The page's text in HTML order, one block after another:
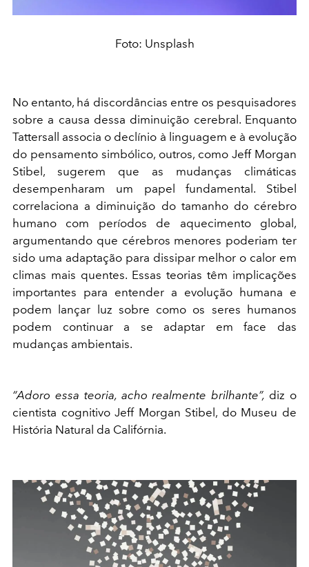
Foto: Unsplash
No entanto, há discordâncias entre os pesquisadores
sobre a causa dessa diminuição cerebral. Enquanto
Tattersall associa o declínio à linguagem e à evolução
do pensamento simbólico, outros, como Jeff Morgan
Stibel, sugerem que as mudanças climáticas
desempenharam um papel fundamental. Stibel
correlaciona a diminuição do tamanho do cérebro
humano com períodos de aquecimento global,
argumentando que cérebros menores poderiam ter
sido uma adaptação para dissipar melhor o calor em
climas mais quentes. Essas teorias têm implicações
importantes para entender a evolução humana e
podem lançar luz sobre como os seres humanos
podem continuar a se adaptar em face das
mudanças ambientais.
“Adoro essa teoria, acho realmente brilhante”, diz o
cientista cognitivo Jeff Morgan Stibel, do Museu de
História Natural da Califórnia.